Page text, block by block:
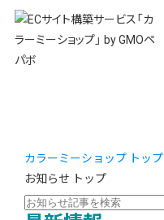
カラーミーショップ トップ
お知らせ トップ